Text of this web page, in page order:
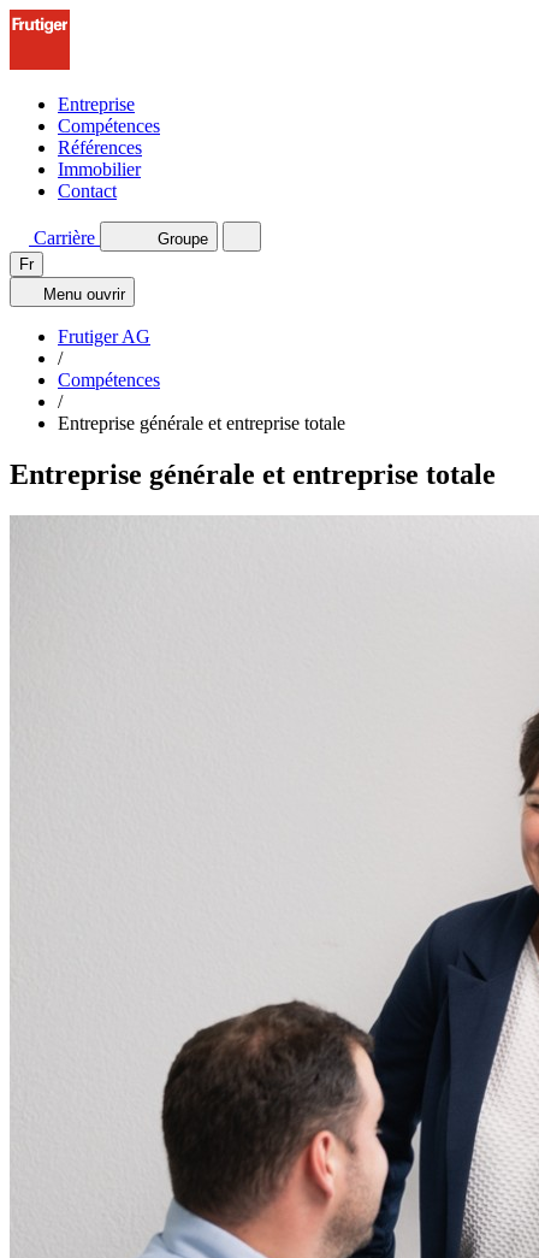
Entreprise
Compétences
Références
Immobilier
Contact
Carrière
Groupe
Fr
Menu ouvrir
Frutiger AG
/
Compétences
/
Entreprise générale et entreprise totale
Entreprise générale et entreprise totale